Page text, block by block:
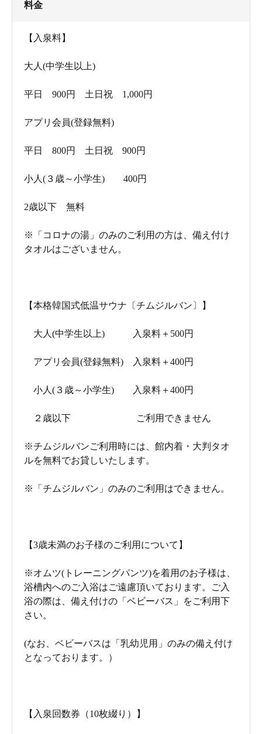
料金
【入泉料】
大人(中学生以上)
平日 900円 土日祝 1,000円
アプリ会員(登録無料)
平日 800円 土日祝 900円
小人(３歳～小学生) 400円
2歳以下 無料
※「コロナの湯」のみのご利用の方は、備え付け
タオルはございません。
【本格韓国式低温サウナ〔チムジルバン〕】
大人(中学生以上) 入泉料＋500円
アプリ会員(登録無料) 入泉料＋400円
小人(３歳～小学生) 入泉料＋400円
２歳以下 ご利用できません
※チムジルバンご利用時には、館内着・大判タオ
ルを無料でお貸しいたします。
※「チムジルバン」のみのご利用はできません。
【3歳未満のお子様のご利用について】
※オムツ(トレーニングパンツ)を着用のお子様は、
浴槽内へのご入浴はご遠慮頂いております。ご入
浴の際は、備え付けの「ベビーバス」をご利用下
さい。
(なお、ベビーバスは「乳幼児用」のみの備え付け
となっております。）
【入泉回数券（10枚綴り）】